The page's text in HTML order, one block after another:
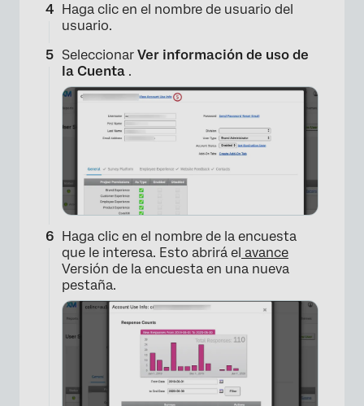
Haga clic en el nombre de usuario del
usuario.
Seleccionar Ver información de uso de
la Cuenta .
Haga clic en el nombre de la encuesta
que le interesa. Esto abrirá el avance
Versión de la encuesta en una nueva
pestaña.